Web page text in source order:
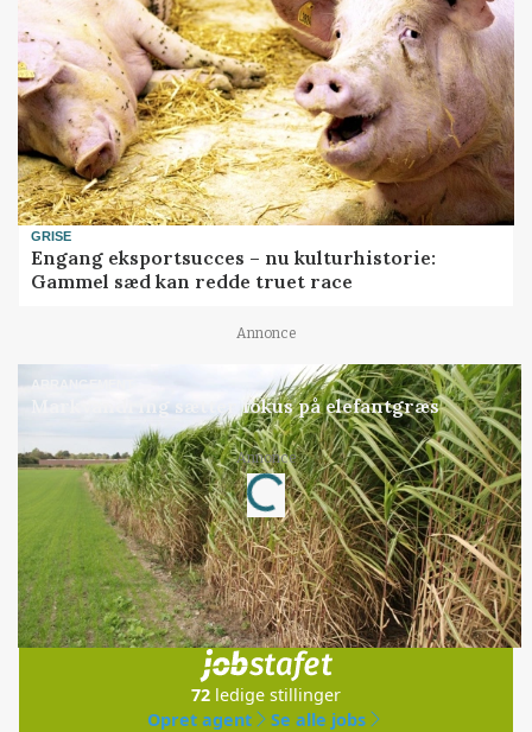
GRISE
Engang eksportsucces – nu kulturhistorie:
Gammel sæd kan redde truet race
Annonce
ARRANGEMENT
Markvandring sætter fokus på elefantgræs
Annonce
Loading...
Jobs
i samarbejde med
72 ledige stillinger
Opret agent
Se alle jobs